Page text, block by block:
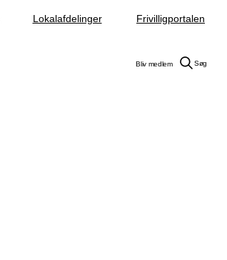
Lokalafdelinger Frivilligportalen
Bliv medlem Søg